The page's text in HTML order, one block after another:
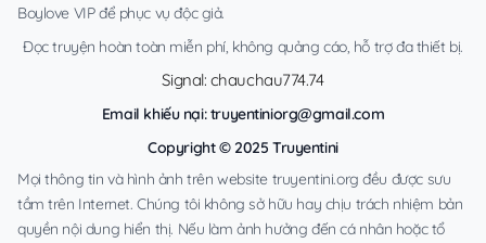
Boylove VIP để phục vụ độc giả.
Đọc truyện hoàn toàn miễn phí, không quảng cáo, hỗ trợ đa thiết bị.
Signal: chauchau774.74
Email khiếu nại:truyentiniorg@gmail.com
Copyright © 2025 Truyentini
Mọi thông tin và hình ảnh trên website truyentini.org đều được sưu
tầm trên Internet. Chúng tôi không sở hữu hay chịu trách nhiệm bản
quyền nội dung hiển thị. Nếu làm ảnh hưởng đến cá nhân hoặc tổ